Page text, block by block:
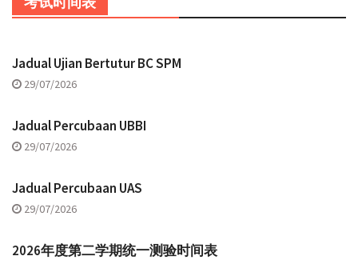
Jadual Ujian Bertutur BC SPM
29/07/2026
Jadual Percubaan UBBI
29/07/2026
Jadual Percubaan UAS
29/07/2026
2026年度第二学期统一测验时间表